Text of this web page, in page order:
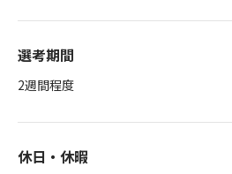
選考期間
2週間程度
休日・休暇